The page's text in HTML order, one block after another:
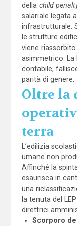
della child
salariale legata
infrastrutturale.
le strutture
viene
asimmetrico. La
contabile,
parità di genere.
Oltre la
terra
L’edilizia
umane non
Affinché la
esaurisca in
una
la tenuta del
direttrici
Scorporo